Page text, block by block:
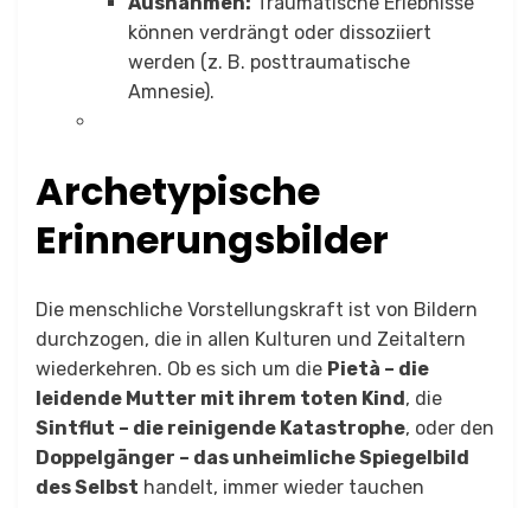
können verdrängt oder dissoziiert
werden (z. B. posttraumatische
Amnesie).
Archetypische
Erinnerungsbilder
Die menschliche Vorstellungskraft ist von Bildern
durchzogen, die in allen Kulturen und Zeitaltern
wiederkehren. Ob es sich um die Pietà – die
leidende Mutter mit ihrem toten Kind, die
Sintflut – die reinigende Katastrophe, oder den
Doppelgänger – das unheimliche Spiegelbild
des Selbst handelt, immer wieder tauchen